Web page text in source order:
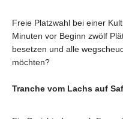
Freie Platzwahl bei einer
Minuten vor Beginn zwölf
besetzen und alle
möchten?
Tranche vom Lachs auf